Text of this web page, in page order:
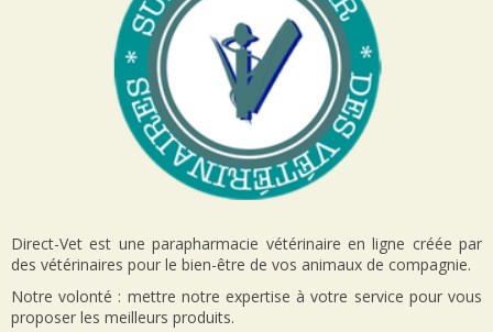
Direct-Vet est une parapharmacie vétérinaire en ligne créée par
des vétérinaires pour le bien-être de vos animaux de compagnie.
Notre volonté : mettre notre expertise à votre service pour vous
proposer les meilleurs produits.